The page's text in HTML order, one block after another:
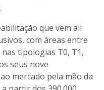
que vem ali
com áreas entre
nas tipologias T0, T1,
seus nove
mercado pela mão da